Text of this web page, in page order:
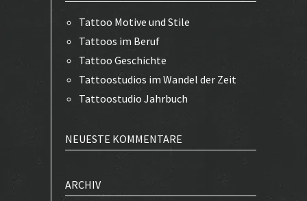
Tattoo Motive und Stile
Tattoos im Beruf
Tattoo Geschichte
Tattoostudios im Wandel der Zeit
Tattoostudio Jahrbuch
NEUESTE KOMMENTARE
ARCHIV